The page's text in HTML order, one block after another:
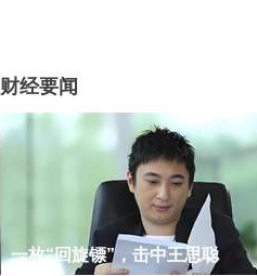
财经要闻
一枚“回旋镖”，击中王思聪